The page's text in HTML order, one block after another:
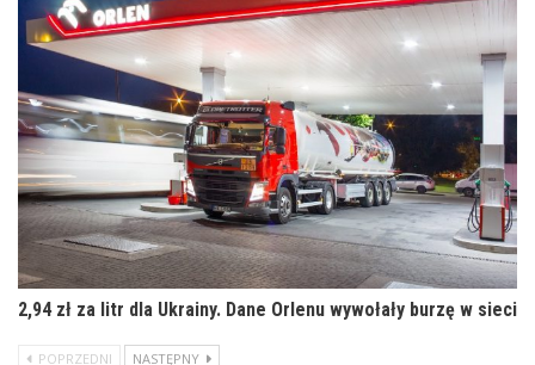
2,94 zł za litr dla Ukrainy. Dane Orlenu wywołały burzę w sieci
POPRZEDNI NASTĘPNY